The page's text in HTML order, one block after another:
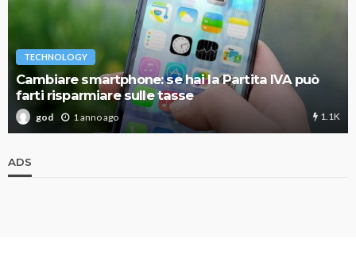
TECHNOLOGY
Cambiare smartphone: se hai la Partita IVA può
farti risparmiare sulle tasse
god 1 anno ago 1.1K
ADS